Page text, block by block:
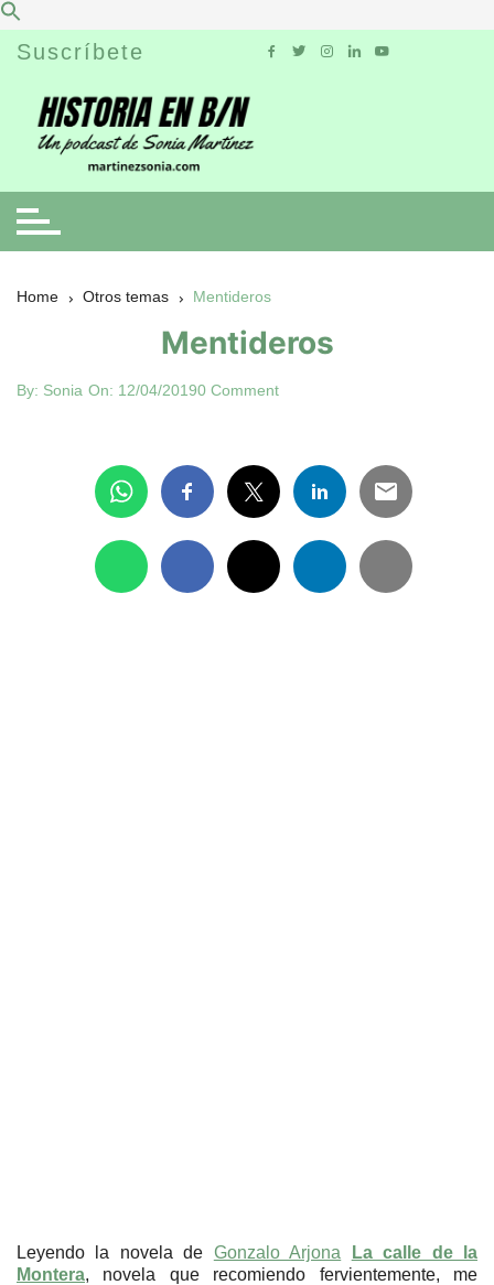
Skip
content
Suscríbete
Home Otros temas Mentideros
Mentideros
By: Sonia On: 12/04/20190 Comment
Leyendo la novela de Gonzalo Arjona
La calle de la
Montera, novela que recomiendo fervientemente, me